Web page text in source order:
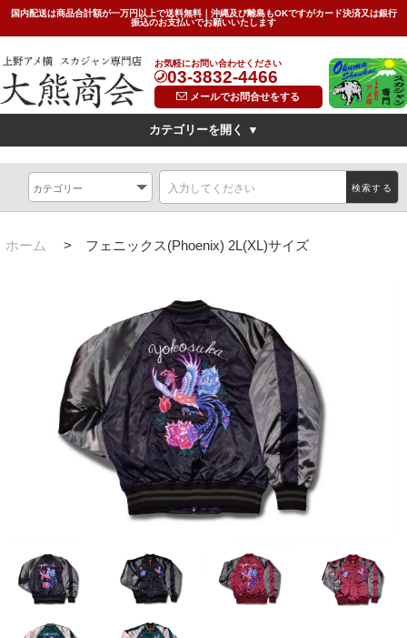
国内配送は商品合計額が一万円以上で送料無料｜沖縄及び離島もOKですがカード決済又は銀行
振込のお支払いでお願いいたします
お気軽にお問い合わせください
03-3832-4466
メールでお問合せをする
カテゴリーを開く ▼
横振刺繍(Hand Embroidered Sukajan)
無地(plain)
その他の柄(others)
キッズ(kids) 特大サイズ(big) 女性対応Sサイズ(small)
サイズ表(Size Chart) お問い合わせ(Contact Us)
検索する
ホーム > フェニックス(Phoenix) 2L(XL)サイズ